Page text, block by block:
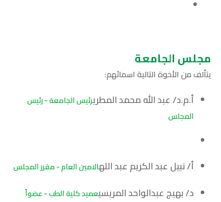
مجلس الجامعة
يتألف من الأخوة التالية اسمائهم:
أ.م.د/ عبد الله محمد المطريرئيس الجامعة - رئيس
المجلس
أ/ نبيل عبد الكريم عبد اللهالامين العام - مقرر المجلس
د/ بهيج عبدالواحد المريسيعميد كلية الطب - عضواً